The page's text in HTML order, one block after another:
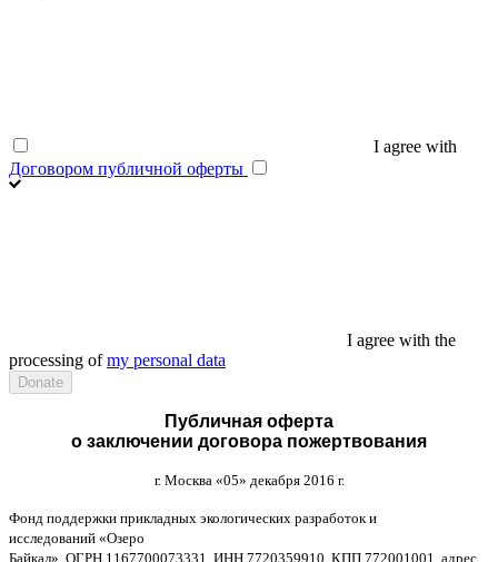
I agree with
Договором публичной оферты
I agree with the
processing ofmy personal data
Публичная оферта
о заключении договора пожертвования
г. Москва «05» декабря 2016 г.
Фонд поддержки прикладных экологических разработок и
исследований «Озеро
Байкал», ОГРН 1167700073331, ИНН 7720359910, КПП 772001001, адрес